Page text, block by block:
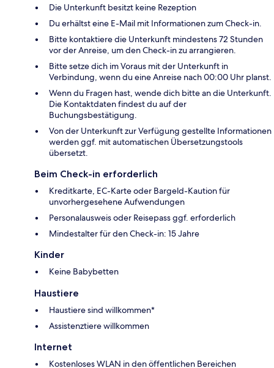
Die Unterkunft besitzt keine Rezeption
Du erhältst eine E-Mail mit Informationen zum Check-in.
Bitte kontaktiere die Unterkunft mindestens 72 Stunden
vor der Anreise, um den Check-in zu arrangieren.
Bitte setze dich im Voraus mit der Unterkunft in
Verbindung, wenn du eine Anreise nach 00:00 Uhr planst.
Wenn du Fragen hast, wende dich bitte an die Unterkunft.
Die Kontaktdaten findest du auf der
Buchungsbestätigung.
Von der Unterkunft zur Verfügung gestellte Informationen
werden ggf. mit automatischen Übersetzungstools
übersetzt.
Beim Check-in erforderlich
Kreditkarte, EC-Karte oder Bargeld-Kaution für
unvorhergesehene Aufwendungen
Personalausweis oder Reisepass ggf. erforderlich
Mindestalter für den Check-in: 15 Jahre
Kinder
Keine Babybetten
Haustiere
Haustiere sind willkommen*
Assistenztiere willkommen
Internet
Kostenloses WLAN in den öffentlichen Bereichen